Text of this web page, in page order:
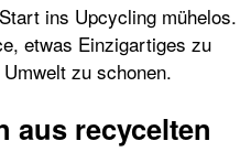
ins Upcycling mühelos.
etwas Einzigartiges zu
zu schonen.
aus recycelten